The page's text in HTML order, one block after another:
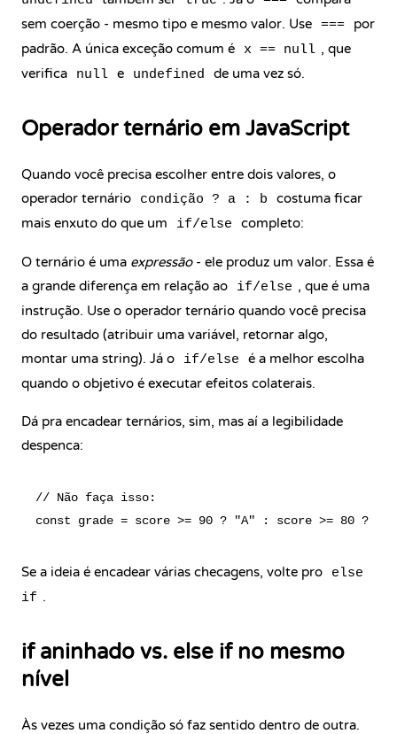
sem coerção - mesmo tipo e mesmo valor. Use ===
por
padrão. A única exceção comum é
x == null , que
verifica
null e undefined de uma vez só.
Operador ternário em JavaScript
Quando você precisa escolher entre dois valores, o
operador ternário
condição ? a : b
costuma ficar
mais enxuto do que um
if/else completo:
O ternário é uma expressão- ele produz um valor. Essa é
a grande diferença em relação ao
if/else , que é uma
instrução. Use o operador ternário quando você precisa
do resultado (atribuir uma variável, retornar algo,
montar uma string). Já o
if/else
é a melhor escolha
quando o objetivo é executar efeitos colaterais.
Dá pra encadear ternários, sim, mas aí a legibilidade
despenca:
// Não faça isso:
Se a ideia é encadear várias checagens, volte pro
else
if .
if aninhado vs. else if no mesmo
nível
Às vezes uma condição só faz sentido dentro de outra.